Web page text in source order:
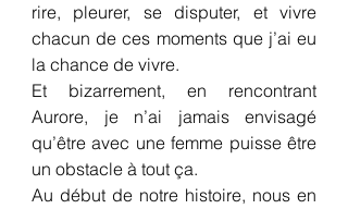
rire, pleurer, se disputer, et vivre
chacun de ces moments que j’ai eu
la chance de vivre.
Et bizarrement, en rencontrant
Aurore, je n’ai jamais envisagé
qu’être avec une femme puisse être
un obstacle à tout ça.
Au début de notre histoire, nous en